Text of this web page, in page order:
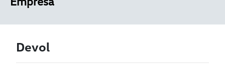
Devol